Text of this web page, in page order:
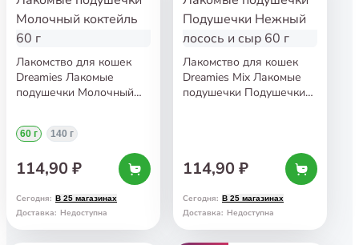
Лакомство для кошек
Dreamies Лакомые
подушечки Молочный
60 г 140 г
114,90 ₽
Сегодня: В 25 магазинах
Доставка: Недоступна
Лакомство для кошек
Dreamies Mix Лакомые
подушечки Подушечки
114,90 ₽
Сегодня: В 25 магазинах
Доставка: Недоступна